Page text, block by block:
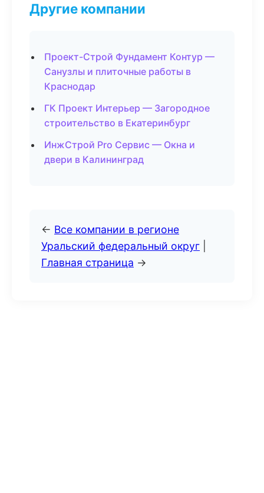
Другие компании
Проект-Строй Фундамент Контур —
Санузлы и плиточные работы в
Краснодар
ГК Проект Интерьер — Загородное
строительство в Екатеринбург
ИнжСтрой Pro Сервис — Окна и
двери в Калининград
← Все компании в регионе
Уральский федеральный округ
Главная страница →